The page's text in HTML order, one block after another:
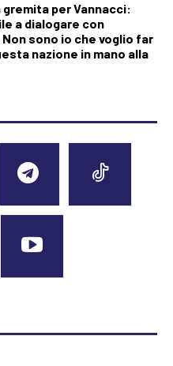
gremita per Vannacci:
a dialogare con
sono io che voglio far
nazione in mano alla